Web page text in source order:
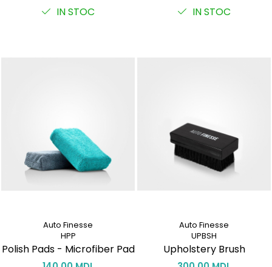
IN STOC IN STOC
Auto Finesse
HPP
Polish Pads - Microfiber Pad
Auto Finesse
UPBSH
Upholstery Brush